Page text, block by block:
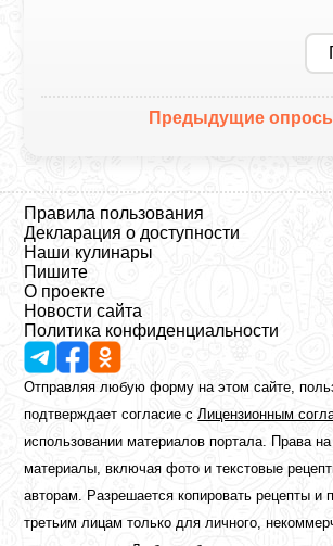
Предыдущие
Правила пользования
Декларация о доступности
Наши кулинары
Пишите
О проекте
Новости сайта
Политика конфиденциальности
Отправляя любую форму на этом сайте,
подтверждает согласие сЛицензионным
использовании материалов портала. Права
материалы, включая фото и текстовые
авторам. Разрешается копировать рецепты и
третьим лицам только для личного,